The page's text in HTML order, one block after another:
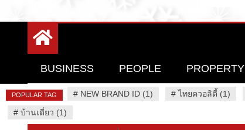
94 Report.com
BUSINESS PEOPLE PROPERTY
POPULAR TAG # NEW BRAND ID (1) #ไทยควอลิตี้ (1)
# บ้านเดี่ยว (1)